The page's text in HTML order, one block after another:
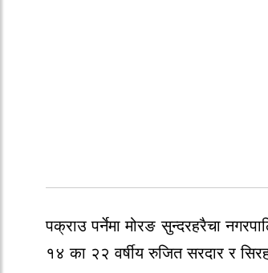
पक्राउ पर्नेमा मोरङ सुन्दरहरैचा
१४ का २२ वर्षीय रुजित सरदार र